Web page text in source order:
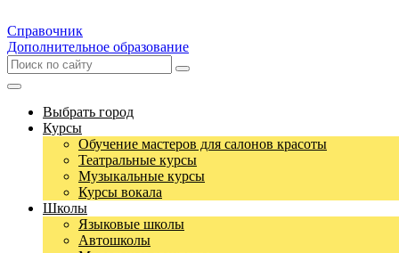
Справочник
Дополнительное образование
Выбрать город
Курсы
Обучение мастеров для салонов красоты
Театральные курсы
Музыкальные курсы
Курсы вокала
Школы
Языковые школы
Автошколы